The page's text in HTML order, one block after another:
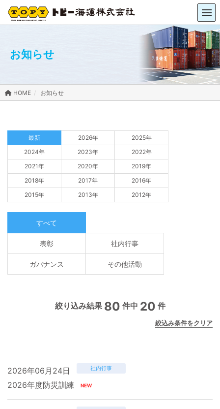
お知らせ
お知らせ
最新 2026年
2025年
2024年
2023年
2022年
2021年
2020年
2019年
2018年
2017年
2016年
2015年
2013年 2012年
すべて
表彰 社内行事
ガバナンス その他活動
絞込み条件をクリア
絞り込み結果 80 件中 20 件
2026年06月24日 社内行事
2026年度防災訓練